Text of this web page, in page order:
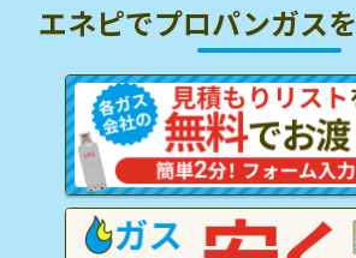
エネピでプロパンガスを